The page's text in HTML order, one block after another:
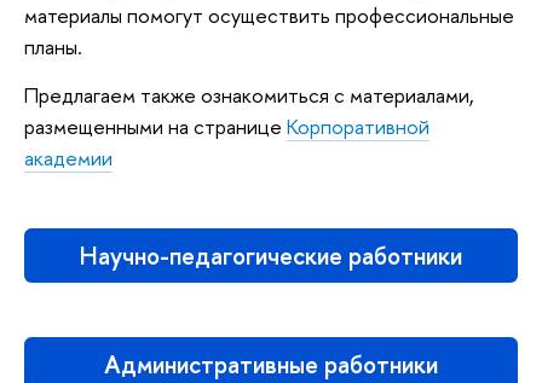
материалы помогут осуществить профессиональные
планы.
Предлагаем также ознакомиться с материалами,
размещенными на странице Корпоративной
академии
Научно-педагогические работники
Административные работники